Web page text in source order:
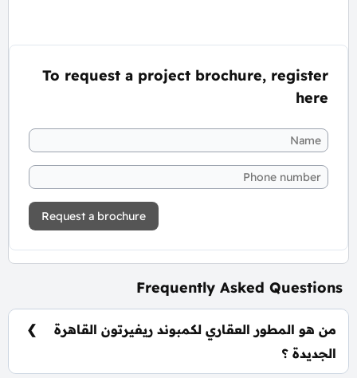
To request a project brochure, register
here
Request a brochure
Frequently Asked Questions
من هو المطور العقاري لكمبوند ريفيرتون القاهرة
الجديدة ؟